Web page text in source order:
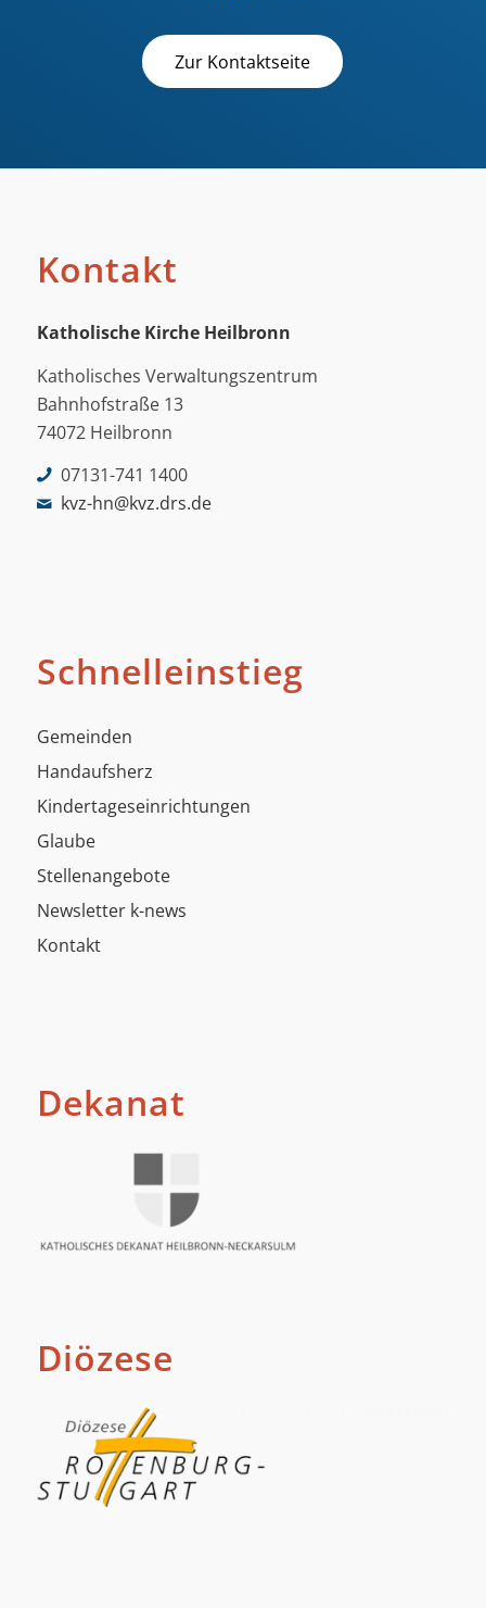
Zur Kontaktseite
Kontakt
Katholische Kirche Heilbronn
Katholisches Verwaltungszentrum
Bahnhofstraße 13
74072 Heilbronn
07131-741 1400
kvz-hn@kvz.drs.de
Schnelleinstieg
Gemeinden
Handaufsherz
Kindertageseinrichtungen
Glaube
Stellenangebote
Newsletter k-news
Kontakt
Dekanat
Diözese